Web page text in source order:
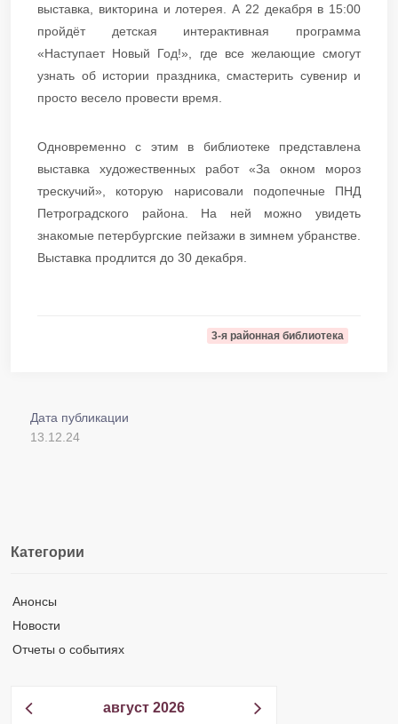
выставка, викторина и лотерея. А 22 декабря в 15:00
пройдёт детская интерактивная программа
«Наступает Новый Год!», где все желающие смогут
узнать об истории праздника, смастерить сувенир и
просто весело провести время.
Одновременно с этим в библиотеке представлена
выставка художественных работ «За окном мороз
трескучий», которую нарисовали подопечные ПНД
Петроградского района. На ней можно увидеть
знакомые петербургские пейзажи в зимнем убранстве.
Выставка продлится до 30 декабря.
3-я районная библиотека
Дата публикации
13.12.24
Категории
Анонсы
Новости
Отчеты о событиях
август 2026